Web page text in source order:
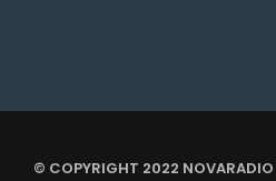
© COPYRIGHT 2022